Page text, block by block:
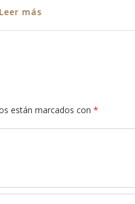
Leer más
están marcados con *